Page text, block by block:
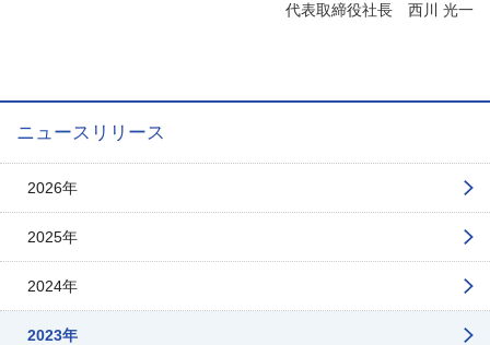
代表取締役社長 西川 光一
ニュースリリース
2026年
2025年
2024年
2023年